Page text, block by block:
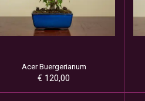
Acer Buergerianum
€ 120,00